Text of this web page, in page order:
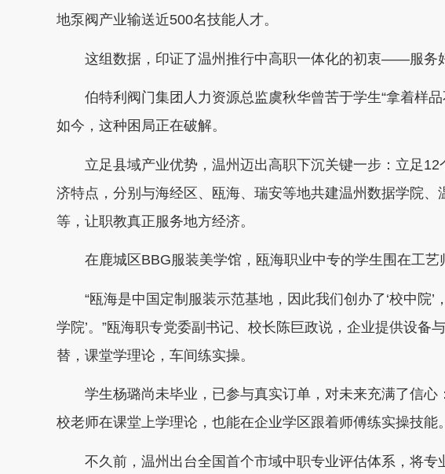
地泵阀产业输送近500名技能人才。
这组数据，印证了温州推行中高职一体化的初衷——服务好
伯特利阀门集团人力资源总监虞秋华曾苦于学生“拿着样品
如今，这种困局正在破解。
立足县域产业优势，温州迈出高职下沉关键一步：立足12
济特点，分别与海经区、瓯海、瑞安等地共建温州数据学院
等，让职教真正服务地方经济。
在鹿城区BBG服装美学馆，瓯海职业中专的学生围在工艺
“瓯海是中国定制服装示范基地，因此我们创办了‘校中院’
学院’。”瓯海职专党委副书记、校长陈巨政说，企业提供设备
替，课堂学理论，车间练实操。
学生杨璐尚未毕业，已参与真实订单，对未来充满了信心
校老师在课堂上学理论，也能在企业学区跟着师傅练实操技能
不久前，温州出台全国首个市域中职专业评估体系，将专